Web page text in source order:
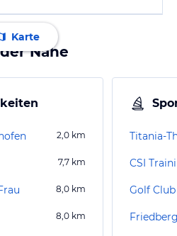
Karte
Nähe
2,0 km
7,7 km
8,0 km
8,0 km
Titania-
CSI
Golf